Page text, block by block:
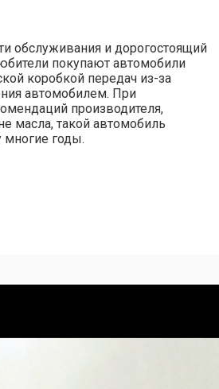
обслуживания и дорогостоящий
покупают автомобили
коробкой передач из-за
автомобилем. При
производителя,
масла, такой автомобиль
многие годы.